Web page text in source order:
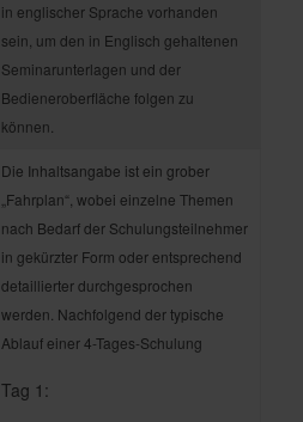
in englischer Sprache vorhanden
sein, um den in Englisch gehaltenen
Seminarunterlagen und der
Bedieneroberfläche folgen zu
können.
Die Inhaltsangabe ist ein grober
„Fahrplan“, wobei einzelne Themen
nach Bedarf der Schulungsteilnehmer
in gekürzter Form oder entsprechend
detaillierter durchgesprochen
werden. Nachfolgend der typische
Ablauf einer 4-Tages-Schulung
Tag 1: